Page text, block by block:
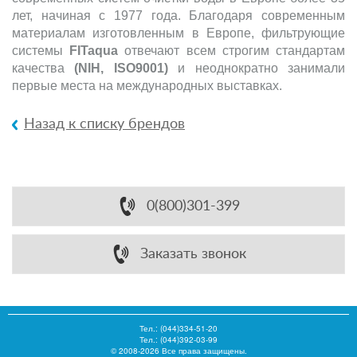
лет, начиная с 1977 года. Благодаря современным
материалам изготовленным в Европе, фильтрующие
системы
FITaqua отвечают всем строгим стандартам
качества(NIH, ISO9001)и неоднократно занимали
первые места на международных выставках.
Назад к списку брендов
0(800)301-399
Заказать звонок
Тел.: (044)334-51-20
Тел.: (044)392-03-99
© 2008-2026 Все права защищены.